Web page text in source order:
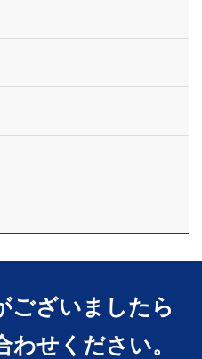
ございましたら
わせください。